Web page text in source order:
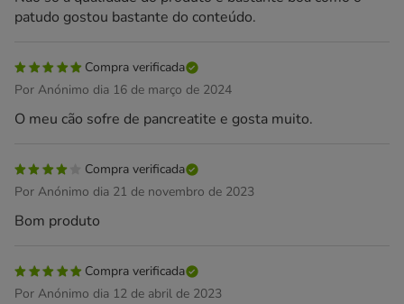
patudo gostou bastante do conteúdo.
Compra verificada
Por Anónimo dia 16 de março de 2024
O meu cão sofre de pancreatite e gosta muito.
Compra verificada
Por Anónimo dia 21 de novembro de 2023
Bom produto
Compra verificada
Por Anónimo dia 12 de abril de 2023